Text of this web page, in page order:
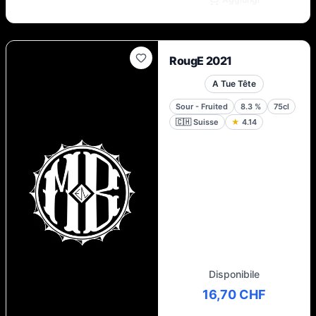
RougE 2021
A Tue Tête
Sour - Fruited 8.3 %
75cl
🇨🇭 Suisse ★ 4.14
Disponibile
16,70 CHF